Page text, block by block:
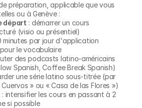
préparation, applicable que vous
ou à Genève :
départ : démarrer un cours
(visio ou présentiel)
minutes par jour d'application
le vocabulaire
des podcasts latino-américains
Spanish, Coffee Break Spanish)
une série latino sous-titrée (par
» ou « Casa de las Flores »)
: intensifier les cours en passant à 2
si possible